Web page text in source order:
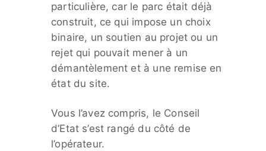
particulière, car le parc était déjà
construit, ce qui impose un choix
binaire, un soutien au projet ou un
rejet qui pouvait mener à un
démantèlement et à une remise en
état du site.
Vous l’avez compris, le Conseil
d’Etat s’est rangé du côté de
l’opérateur.